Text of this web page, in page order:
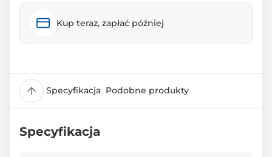
Kup teraz, zapłać później
Specyfikacja Podobne produkty
Specyfikacja